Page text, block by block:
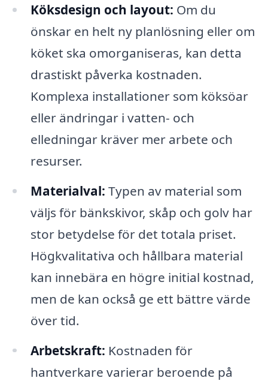
Köksdesign och layout: Om du
önskar en helt ny planlösning eller om
köket ska omorganiseras, kan detta
drastiskt påverka kostnaden.
Komplexa installationer som köksöar
eller ändringar i vatten- och
elledningar kräver mer arbete och
resurser.
Materialval: Typen av material som
väljs för bänkskivor, skåp och golv har
stor betydelse för det totala priset.
Högkvalitativa och hållbara material
kan innebära en högre initial kostnad,
men de kan också ge ett bättre värde
över tid.
Arbetskraft: Kostnaden för
hantverkare varierar beroende på